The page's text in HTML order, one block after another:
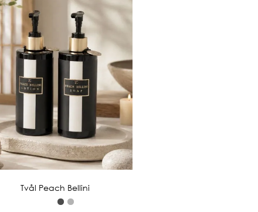
Tvål Peach Bellini